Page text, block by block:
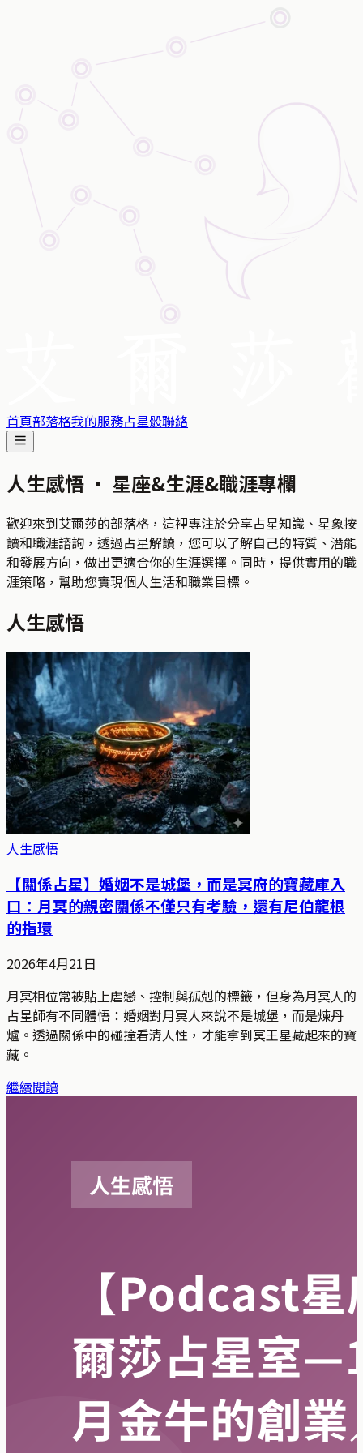
首頁部落格我的服務占星骰聯絡
人生感悟 · 星座&生涯&職涯專欄
歡迎來到艾爾莎的部落格，這裡專注於分享占星知識、星象按
讀和職涯諮詢，透過占星解讀，您可以了解自己的特質、潛能
和發展方向，做出更適合你的生涯選擇。同時，提供實用的職
涯策略，幫助您實現個人生活和職業目標。
人生感悟
人生感悟
【關係占星】婚姻不是城堡，而是冥府的寶藏庫入
口：月冥的親密關係不僅只有考驗，還有尼伯龍根
的指環
2026年4月21日
月冥相位常被貼上虐戀、控制與孤剋的標籤，但身為月冥人的
占星師有不同體悟：婚姻對月冥人來說不是城堡，而是煉丹
爐。透過關係中的碰撞看清人性，才能拿到冥王星藏起來的寶
藏。
繼續閱讀